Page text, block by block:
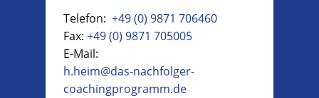
Telefon: +49 (0) 9871 706460
Fax: +49 (0) 9871 705005
E-Mail:
h.heim@das-nachfolger-
coachingprogramm.de